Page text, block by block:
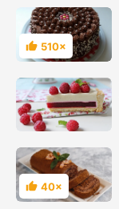
Hodnocení
510×
Hodnocení
40×